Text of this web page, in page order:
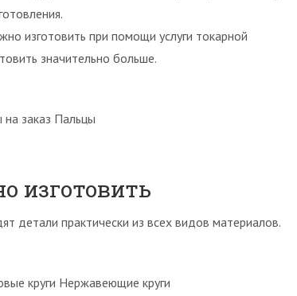
изготовить при помощи услуги токарной
значительно больше.
заказ Пальцы
изготовить
практически из всех видов материалов.
круги Нержавеющие круги